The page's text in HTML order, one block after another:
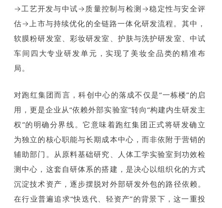
→工艺开发与中试→质量控制与检测→稳定性与安全评
估→上市与持续优化的全链路一体化研发流程。其中，
软膜粉研发室、彩妆研发室、护肤与洗护研发室、中试
车间四大专业研发单元，实现了美妆全品类的精准布
局。
对跑红集团而言，科创中心的落成不仅是“一栋楼”的启
用，更是企业从“依赖外部实验室”转向“构建内生研发主
权”的明确分界线。它意味着跑红集团正式将研发确立
为独立的核心职能与长期成本中心，而非依附于营销的
辅助部门。从原料基础研究、人体工学实验室到功效检
测中心，这套自研体系的搭建，是决心以组织化的方式
沉淀技术资产，逐步摆脱对外部研发外包的路径依赖。
在行业普遍追求“快迭代、轻资产”的背景下，这一重投